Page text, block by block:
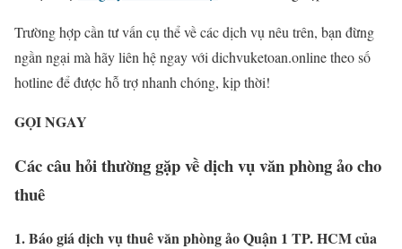
Trường hợp cần tư vấn cụ thể về các dịch vụ nêu trên, bạn đừng
ngần ngại mà hãy liên hệ ngay với dichvuketoan.online theo số
hotline để được hỗ trợ nhanh chóng, kịp thời!
GỌI NGAY
Các câu hỏi thường gặp về dịch vụ văn phòng ảo cho
thuê
1. Báo giá dịch vụ thuê văn phòng ảo Quận 1 TP. HCM của